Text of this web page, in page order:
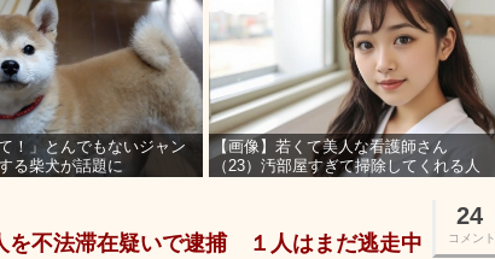
！」とんでもないジャン
る柴犬が話題に
【画像】若くて美人な看護師さん
（23）汚部屋すぎて掃除してくれる人
24
コメント
を不法滞在疑いで逮捕 １人はまだ逃走中